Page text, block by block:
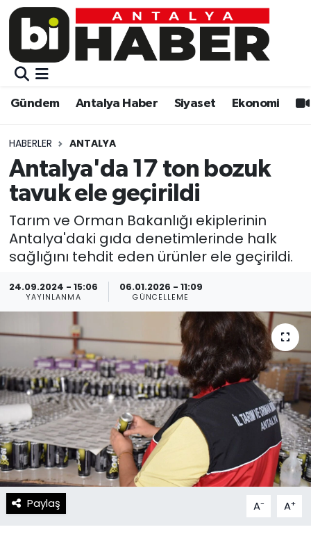
Gündem Antalya Haber Siyaset Ekonomi
HABERLER ANTALYA
Antalya'da 17 ton bozuk
tavuk ele geçirildi
Tarım ve Orman Bakanlığı ekiplerinin
Antalya'daki gıda denetimlerinde halk
sağlığını tehdit eden ürünler ele geçirildi.
24.09.2024 - 15:06
YAYINLANMA
06.01.2026 - 11:09
GÜNCELLEME
Paylaş A- A+
Gündem
Siyaset
Ekonomi
Video
Eğitim
Kültür-sanat
Sağlık
Spor
Teknoloji
Resmi İlanlar
Gündem
Siyaset
Eğitim
Ekonomi
Kültür-sanat
Sağlık
Spor
Teknoloji
Yaşam
Künye
Gizlilik Sözleşmesi
İletişim
Muratpaşa Nöbetçi Eczaneler
Muratpaşa Trafik Yoğunluk Haritası
Süper Lig Puan Durumu ve Fikstür
Tüm Manşetler
Son Dakika Haberleri
Haber Arşivi